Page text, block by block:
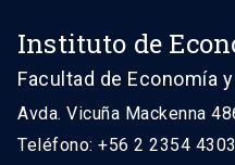
Instituto de
Facultad de Economía
Avda. Vicuña Mackenna
Teléfono: +56 2 2354 4303